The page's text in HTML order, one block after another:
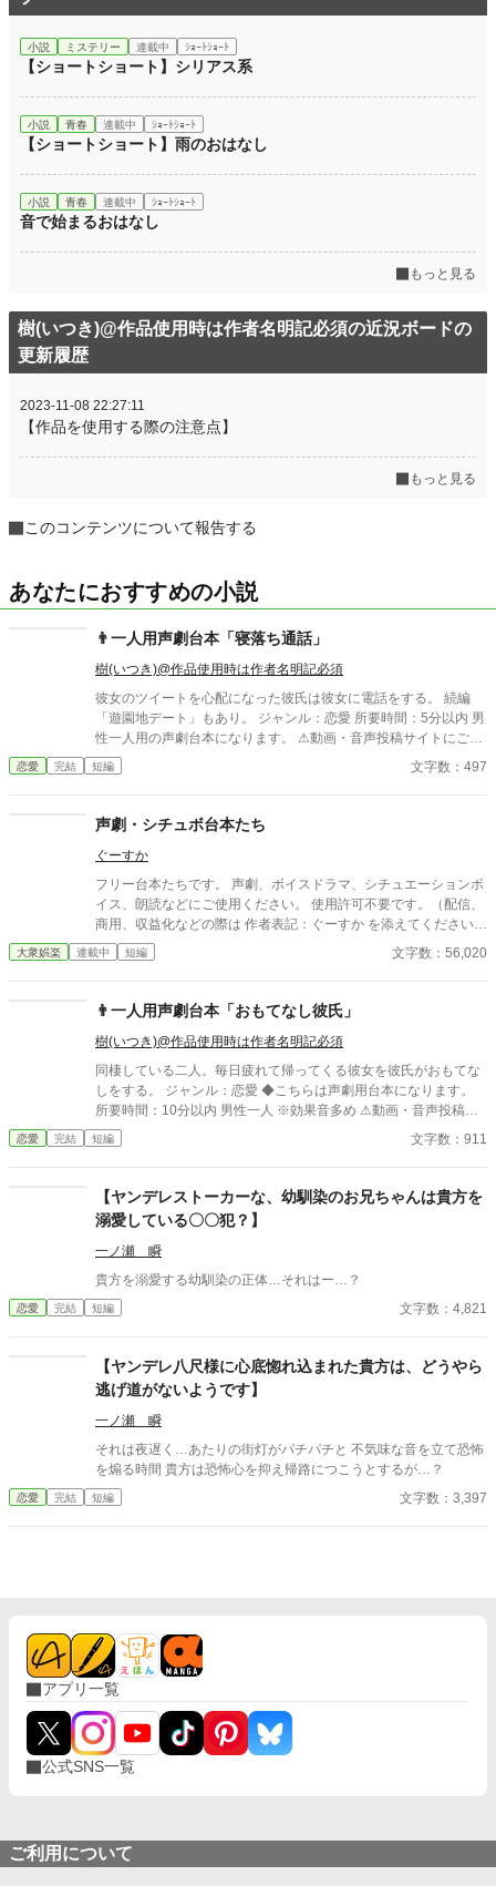
小説 ミステリー 連載中 ｼｮｰﾄｼｮｰﾄ
【ショートショート】シリアス系
小説 青春 連載中 ｼｮｰﾄｼｮｰﾄ
【ショートショート】雨のおはなし
小説 青春 連載中 ｼｮｰﾄｼｮｰﾄ
音で始まるおはなし
もっと見る
樹(いつき)@作品使用時は作者名明記必須の近況ボードの
更新履歴
2023-11-08 22:27:11
【作品を使用する際の注意点】
もっと見る
このコンテンツについて報告する
あなたにおすすめの小説
👨一人用声劇台本「寝落ち通話」
樹(いつき)@作品使用時は作者名明記必須
彼女のツイートを心配になった彼氏は彼女に電話をする。 続編
「遊園地デート」もあり。 ジャンル：恋愛 所要時間：5分以内 男
性一人用の声劇台本になります。 ⚠動画・音声投稿サイトにご使
用になる場合⚠ ・使用許可は不要ですが、自作発言や転載はもち
ろん禁止です。著作権は放棄しておりません。必ず作者名の樹(い
合には台本使用を禁止します) ・語尾変更や方言などの多少のア
うなアレンジやエフェクトなどはご遠慮願います。 その他の詳細
は【作品を使用する際の注意点】をご覧下さい。
恋愛 完結 短編 文字数：497
声劇・シチュボ台本たち
ぐーすか
フリー台本たちです。 声劇、ボイスドラマ、シチュエーションボ
イス、朗読などにご使用ください。 使用許可不要です。（配信、
商用、収益化などの際は 作者表記：ぐーすか を添えてください。
できれば一報いただけると助かります） 自作発言・過度な改変は
許可していません。
大衆娯楽 連載中 短編 文字数：56,020
👨一人用声劇台本「おもてなし彼氏」
樹(いつき)@作品使用時は作者名明記必須
同棲している二人。毎日疲れて帰ってくる彼女を彼氏がおもてな
しをする。 ジャンル：恋愛 ◆こちらは声劇用台本になります。
所要時間：10分以内 男性一人 ※効果音多め ⚠動画・音声投稿サ
イトにご使用になる場合⚠ ・使用許可は不要ですが、自作発言や
転載はもちろん禁止です。著作権は放棄しておりません。必ず作
載が無い場合には台本使用を禁止します) ・語尾変更や方言など
の多少のアレンジはokですが、大幅なアレンジや台本の世界観を
ぶち壊すようなアレンジやエフェクトなどはご遠慮願います。 そ
の他の詳細は【作品を使用する際の注意点】をご覧下さい。
恋愛 完結 短編 文字数：911
【ヤンデレストーカーな、幼馴染のお兄ちゃんは貴方を
溺愛している〇〇犯？】
一ノ瀬 瞬
貴方を溺愛する幼馴染の正体…それはー…？
恋愛 完結 短編 文字数：4,821
【ヤンデレ八尺様に心底惚れ込まれた貴方は、どうやら
逃げ道がないようです】
一ノ瀬 瞬
それは夜遅く…あたりの街灯がパチパチと 不気味な音を立て恐怖
を煽る時間 貴方は恐怖心を抑え帰路につこうとするが…？
恋愛 完結 短編 文字数：3,397
アプリ一覧
公式SNS一覧
ご利用について